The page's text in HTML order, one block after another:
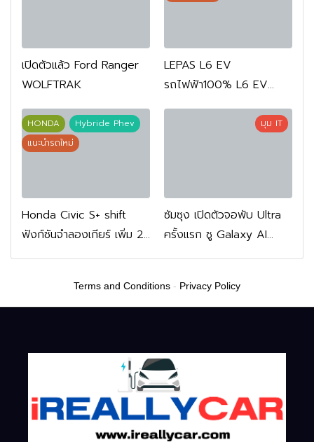
เปิดตัวแล้ว Ford Ranger
WOLFTRAK
LEPAS L6 EV
รถไฟฟ้า100% L6 EV
Comfort FWD 769,900
บาท L6 EV Premium
HONDA
Hybride Phev
แนะนำรถใหม่
Honda Civic S+ shift
ฟังก์ชันจำลองเกียร์ เพิ่ม 2
หมื่นบาท
มุม IT
ซัมซุง เปิดตัวจอพับ Ultra
ครั้งแรก ชู Galaxy AI
เชื่อมมือถือ-นาฬิกา-แว่น
Terms and Conditions - Privacy Policy